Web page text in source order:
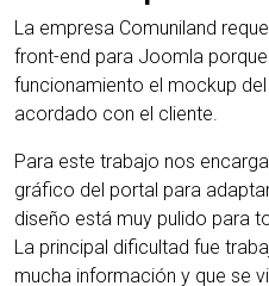
La empresa Comuniland
front-end para Joomla
funcionamiento el mockup
acordado con el cliente.
Para este trabajo nos
gráfico del portal para
diseño está muy pulido para
La principal dificultad fue
mucha información y que se